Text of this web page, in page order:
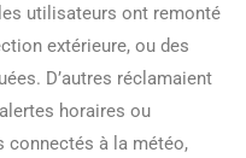
utilisateurs ont remonté
extérieure, ou des
D’autres réclamaient
horaires ou
connectés à la météo,